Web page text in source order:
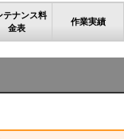
テナンス料
金表
作業実績